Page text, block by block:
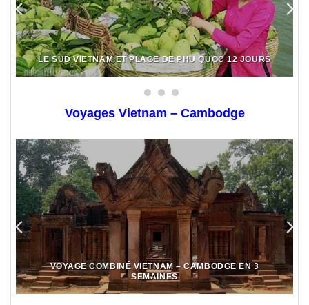
LE SUD VIETNAM ET PLAGE DE PHU QUOC 12 JOURS
Voyages Vietnam – Cambodge
VOYAGE COMBINÉ VIETNAM – CAMBODGE EN 3
SEMAINES